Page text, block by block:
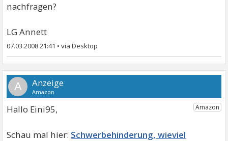
nachfragen?
LG Annett
07.03.2008 21:41 •
A
Hallo Eini95,
Schwerbehinderung, wieviel